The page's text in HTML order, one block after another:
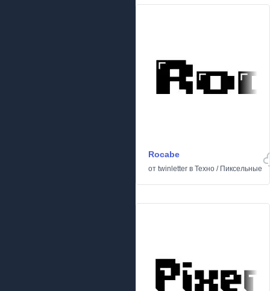
Rocabe
от twinletter в Техно / Пиксельные